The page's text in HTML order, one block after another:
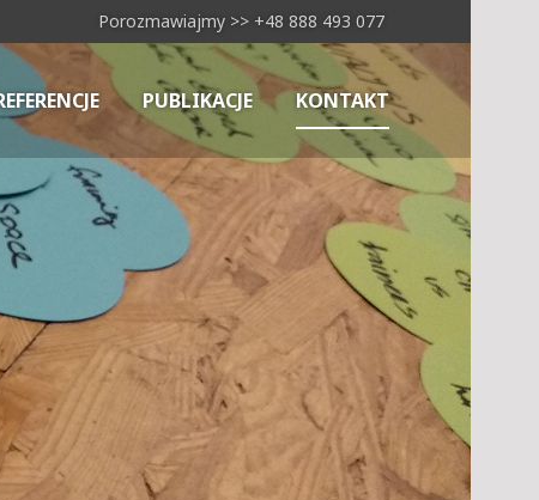
Porozmawiajmy >> +48 888 493 077
PUBLIKACJE KONTAKT